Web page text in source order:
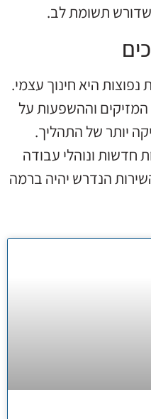
תשומת לב.
היא חינוך עצמי.
המזיקים וההשפעות על
יותר של התהליך.
חדשות ונוהלי עבודה
הנדרש יהיה ברמה